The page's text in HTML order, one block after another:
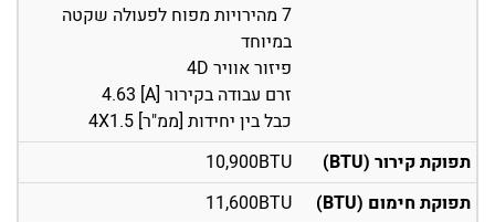
7 מהירויות מפוח לפעולה שקטה
במיוחד
פיזור אוויר 4D
זרם עבודה בקירור [A] 4.63
כבל בין יחידות [ממ"ר] 4X1.5
תפוקת קירור (BTU)
10,900BTU
תפוקת חימום (BTU)
11,600BTU